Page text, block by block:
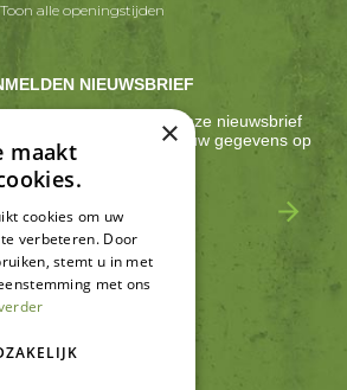
Toon alle openingstijden
NIEUWSBRIEF
één keer per 2 weken onze nieuwsbrief
activiteiten! We slaan jouw gegevens op
onze
×
maakt
cookies om uw
verbeteren. Door
stemt u in met
met ons